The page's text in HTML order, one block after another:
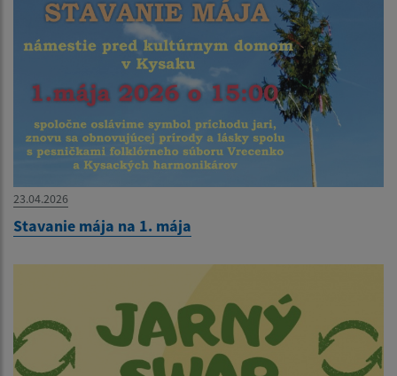
23.04.2026
Stavanie mája na 1. mája